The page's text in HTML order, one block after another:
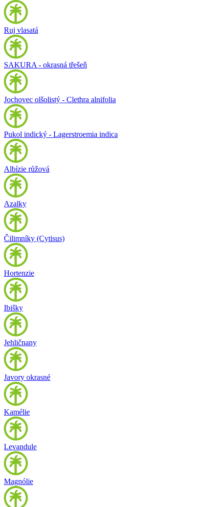
Ruj vlasatá
SAKURA - okrasná třešeň
Jochovec olšolistý - Clethra alnifolia
Pukol indický - Lagerstroemia indica
Albízie růžová
Azalky
Čilimníky (Cytisus)
Hortenzie
Ibišky
Jehličnany
Javory okrasné
Kamélie
Levandule
Magnólie